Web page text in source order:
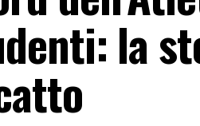
la